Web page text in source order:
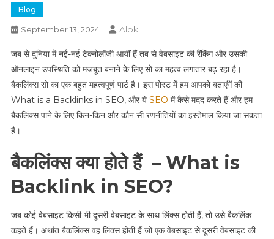
Blog
September 13, 2024 Alok
जब से दुनिया में नई-नई टेक्नोलॉजी आयीं हैं तब से वेबसाइट की रैंकिंग और उसकी
ऑनलाइन उपस्थिति को मजबूत बनाने के लिए सो का महत्व लगातार बढ़ रहा है।
बैकलिंक्स सो का एक बहुत महत्वपूर्ण पार्ट है। इस पोस्ट में हम आपको बताएंगें की
What is a Backlinks in SEO, और ये SEO में कैसे मदद करते हैं और हम
बैकलिंक्स पाने के लिए किन-किन और कौन सी रणनीतियों का इस्तेमाल किया जा सकता
है।
बैकलिंक्स क्या होते हैं – What is
Backlink in SEO?
जब कोई वेबसाइट किसी भी दूसरी वेबसाइट के साथ लिंक्स होती हैं, तो उसे बैकलिंक
कहते हैं। अर्थात बैकलिंक्स वह लिंक्स होती हैं जो एक वेबसाइट से दूसरी वेबसाइट की